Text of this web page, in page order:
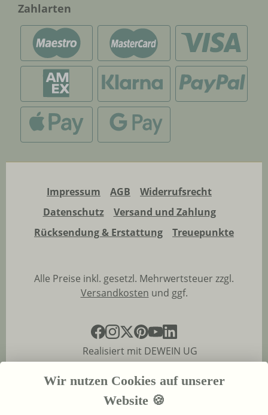
Zahlarten
Impressum AGB
Widerrufsrecht
Datenschutz
Versand und Zahlung
Rücksendung & Erstattung
Treuepunkte
Alle Preise inkl. gesetzl. Mehrwertsteuer zzgl.
Versandkosten und ggf.
Realisiert mit DEWEIN UG
Wir nutzen Cookies auf unserer
Website 🍪